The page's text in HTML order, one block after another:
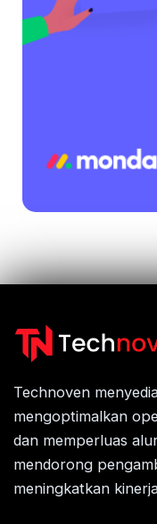
Technoven
mengoptimalkan
dan memperluas
mendorong
meningkatkan